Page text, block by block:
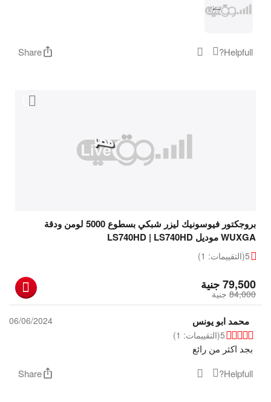
Helpfull?
Share
بروجكتور فيوسونيك ليزر شبكي بسطوع 5000 لومن ودقة
WUXGA موديل LS740HD | LS740HD
5(التقييمات: 1)
جنية79,500
جنية 84,000
محمد ابو يونس
06/06/2024
5(التقييمات: 1)
بجد اكثر من رائع
Helpfull?
Share